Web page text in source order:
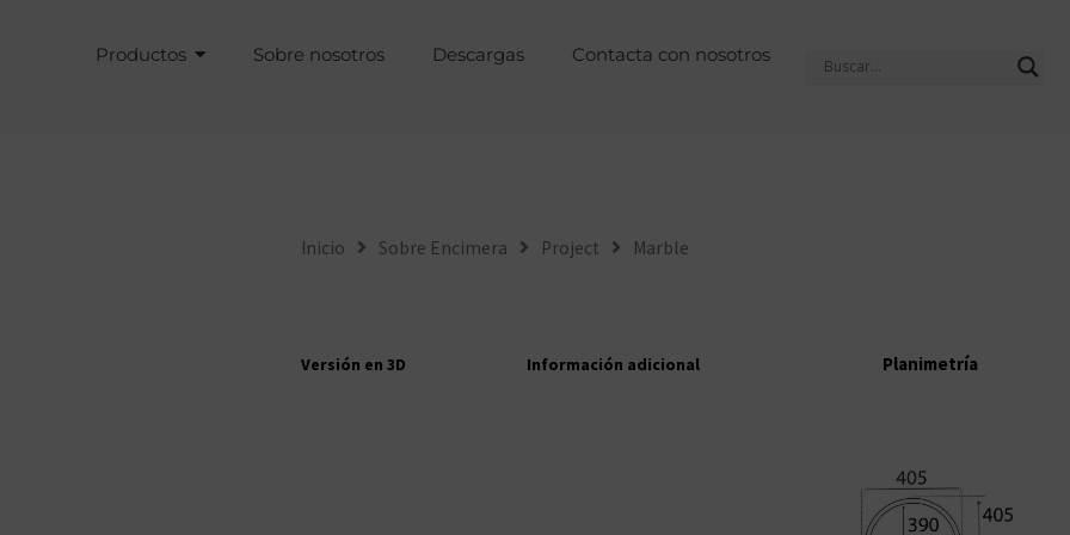
Productos Sobre nosotros Descargas Contacta con nosotros
Inicio Sobre Encimera Project Marble
Información adicional Planimetría